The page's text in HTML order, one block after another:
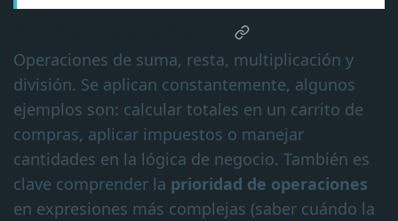
Operaciones de suma, resta, multiplicación y
división. Se aplican constantemente, algunos
ejemplos son: calcular totales en un carrito de
compras, aplicar impuestos o manejar
cantidades en la lógica de negocio. También es
clave comprender la prioridad de operaciones
en expresiones más complejas (saber cuándo la